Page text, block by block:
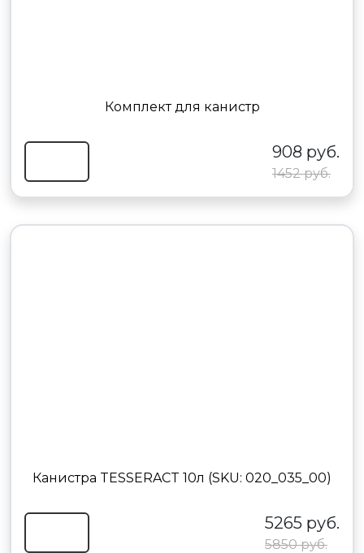
Комплект для канистр
908 руб.
1452 руб.
Канистра TESSERACT 10л (SKU: 020_035_00)
5265 руб.
5850 руб.